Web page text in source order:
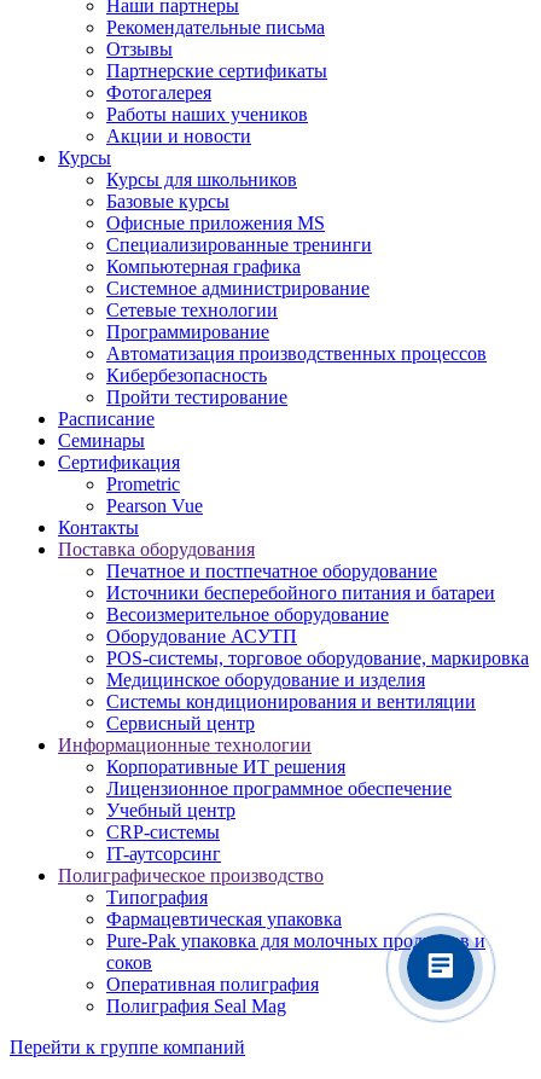
Наши партнеры
Рекомендательные письма
Отзывы
Партнерские сертификаты
Фотогалерея
Работы наших учеников
Акции и новости
Курсы
Курсы для школьников
Базовые курсы
Офисные приложения MS
Специализированные тренинги
Компьютерная графика
Системное администрирование
Сетевые технологии
Программирование
Автоматизация производственных процессов
Кибербезопасность
Пройти тестирование
Расписание
Семинары
Сертификация
Prometric
Pearson Vue
Контакты
Поставка оборудования
Печатное и постпечатное оборудование
Источники бесперебойного питания и батареи
Весоизмерительное оборудование
Оборудование АСУТП
POS-системы, торговое оборудование, маркировка
Медицинское оборудование и изделия
Системы кондиционирования и вентиляции
Сервисный центр
Информационные технологии
Корпоративные ИТ решения
Лицензионное программное обеспечение
Учебный центр
CRP-системы
IT-аутсорсинг
Полиграфическое производство
Типография
Фармацевтическая упаковка
Pure-Pak упаковка для молочных продуктов и
соков
Оперативная полиграфия
Полиграфия Seal Mag
Перейти к группе компаний